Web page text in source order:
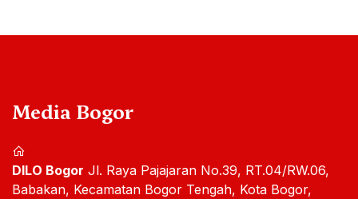
Media Bogor
DILO Bogor Jl. Raya Pajajaran No.39, RT.04/RW.06,
Babakan, Kecamatan Bogor Tengah, Kota Bogor,